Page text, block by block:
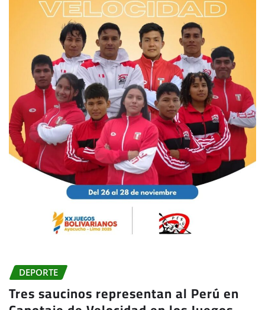
DEPORTE
Tres saucinos representan al Perú en